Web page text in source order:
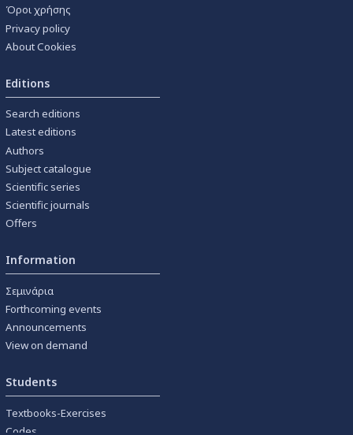
Όροι χρήσης
Privacy policy
About Cookies
Editions
Search editions
Latest editions
Authors
Subject catalogue
Scientific series
Scientific journals
Offers
Information
Σεμινάρια
Forthcoming events
Announcements
View on demand
Students
Textbooks-Exercises
Codes